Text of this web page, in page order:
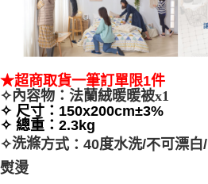
★超商取貨一筆訂單限1件
✧內容物 ： 法蘭絨暖暖被x1
✧ 尺寸： 150x200cm±3%
✧ 總重：2.3kg
✧洗滌方式 ： 40度水洗/不可漂白/
熨燙